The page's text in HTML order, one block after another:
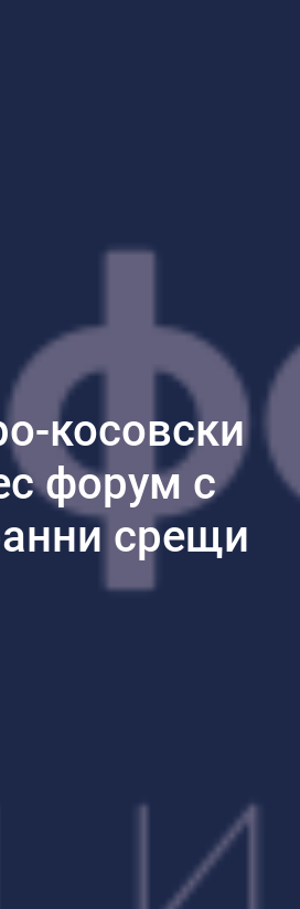
косовски
форум с
срещи